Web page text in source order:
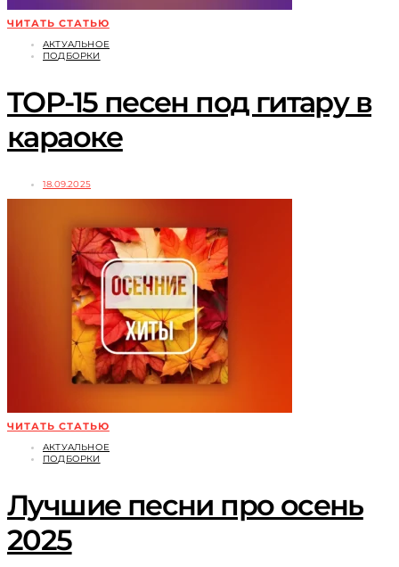
ЧИТАТЬ СТАТЬЮ
АКТУАЛЬНОЕ
ПОДБОРКИ
TOP-15 песен под гитару в
караоке
18.09.2025
ЧИТАТЬ СТАТЬЮ
АКТУАЛЬНОЕ
ПОДБОРКИ
Лучшие песни про осень
2025